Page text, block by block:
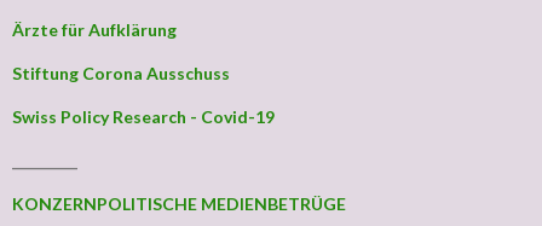
Ärzte für Aufklärung
Stiftung Corona Ausschuss
Swiss Policy Research - Covid-19
KONZERNPOLITISCHE MEDIENBETRÜGE